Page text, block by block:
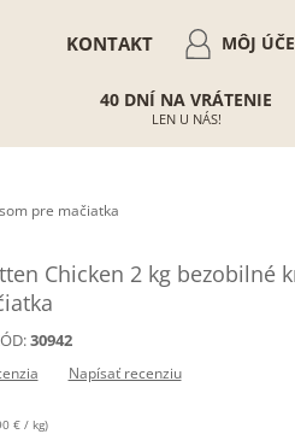
MÔJ
KONTAKT
40 DNÍ NA VRÁTENIE
LEN U NÁS!
pre mačiatka
Chicken 2 kg bezobilné
30942
Napísať recenziu
€ / kg)